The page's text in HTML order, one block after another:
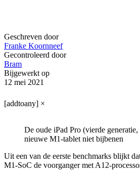
Geschreven door
Franke Koornneef
Gecontroleerd door
Bram
Bijgewerkt op
12 mei 2021
[addtoany] ×
De oude iPad Pro (vierde
nieuwe M1-tablet niet bijbenen
Uit een van de eerste benchmarks blijkt
M1-SoC de voorganger met A12-